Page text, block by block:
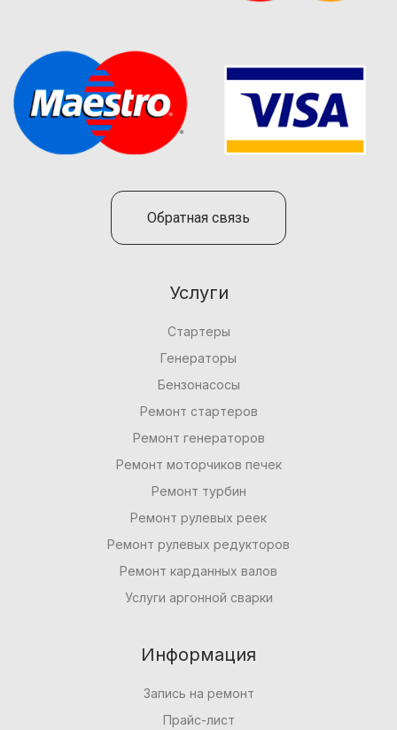
Обратная связь
Услуги
Стартеры
Генераторы
Бензонасосы
Ремонт стартеров
Ремонт генераторов
Ремонт моторчиков печек
Ремонт турбин
Ремонт рулевых реек
Ремонт рулевых редукторов
Ремонт карданных валов
Услуги аргонной сварки
Информация
Запись на ремонт
Прайс-лист